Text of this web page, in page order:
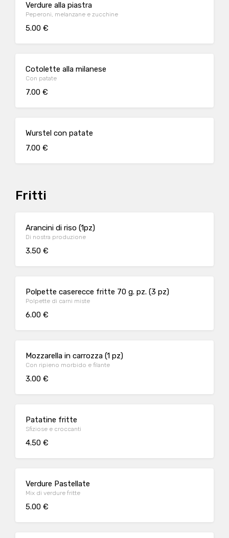
Verdure alla piastra
Peperoni, melanzane e zucchine
5.00 €
Cotolette alla milanese
Con patate
7.00 €
Wurstel con patate
7.00 €
Fritti
Arancini di riso (1pz)
Di nostra produzione
3.50 €
Polpette caserecce fritte 70 g. pz. (3 pz)
Polpette di carni miste
6.00 €
Mozzarella in carrozza (1 pz)
Con ripieno morbido e filante
3.00 €
Patatine fritte
Sfiziose e croccanti
4.50 €
Verdure Pastellate
Mix di verdure fritte
5.00 €